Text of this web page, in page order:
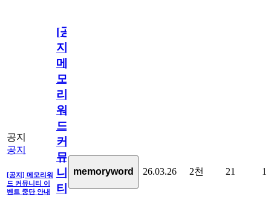
공지
공지
[공지] 메모리워
드 커뮤니티 이
벤트 중단 안내
[공
지]
메
모
리
워
드
커
뮤
니
티
memoryword 26.03.26 2천 21 1